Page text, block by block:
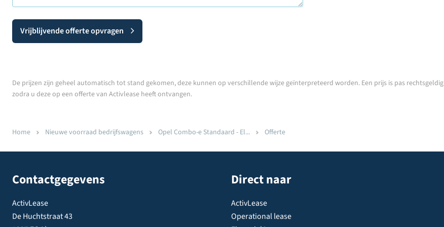
Vrijblijvende offerte opvragen
De prijzen zijn geheel automatisch tot stand gekomen, deze kunnen op verschillende wijze geïnterpreteerd worden. Een prijs is pas rechtsgeldig
zodra u deze op een offerte van Activlease heeft ontvangen.
Home Nieuwe voorraad bedrijfswagens Opel Combo-e Standaard - El... Offerte
Contactgegevens
ActivLease
De Huchtstraat 43
Direct naar
ActivLease
Operational lease